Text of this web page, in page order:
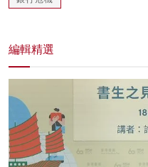
編輯精選